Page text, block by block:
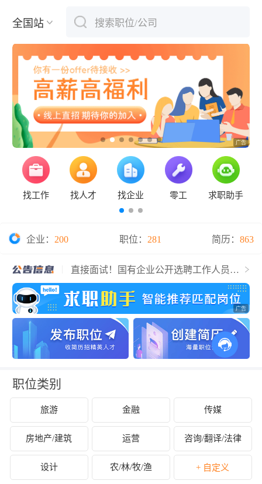
全国站 搜索职位/公司
下拉刷新
找工作 找人才 找企业 零工 求职助手
企业： 200 职位： 281 简历： 863
直接面试！国有企业公开选聘工作人员公
告
保定市易县杏林医院招聘48人信息
保定华医中医医院招聘15人公告
华北理工大学2025年第二次公开选聘工作
人员公告
国有企业公开招聘18名工作人员公告
河北省2025年中央特岗计划招聘教师
保定市青少年宫常态化选拔全学科兼职教
国家烟草专卖局、中国烟草总公司招录42
职位类别
旅游 金融 传媒
房地产/建筑 运营 咨询/翻译/法律
设计 农/林/牧/渔 + 自定义